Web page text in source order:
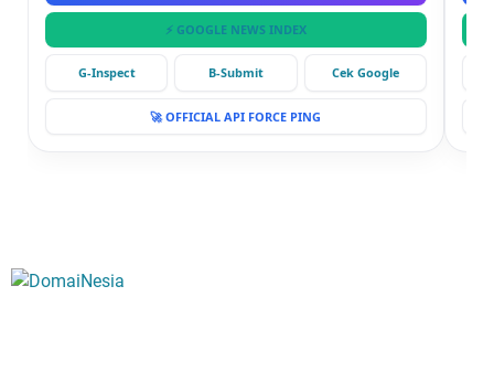
⚡ GOOGLE NEWS INDEX
G-Inspect B-Submit Cek Google
🚀 OFFICIAL API FORCE PING